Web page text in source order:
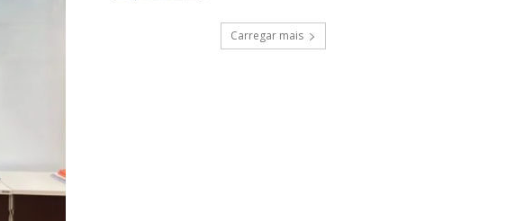
Carregar mais